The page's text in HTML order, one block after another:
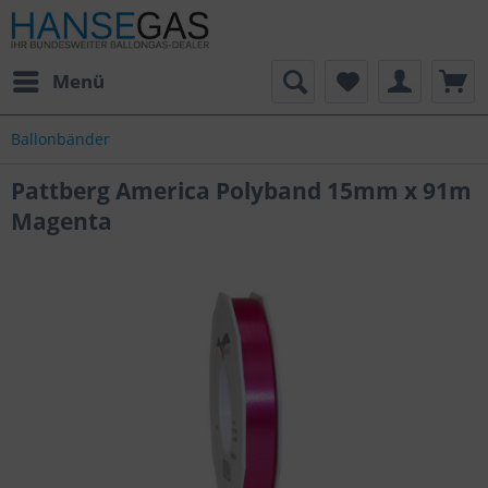
Menü
Ballonbänder
Pattberg America Polyband 15mm x 91m
Magenta